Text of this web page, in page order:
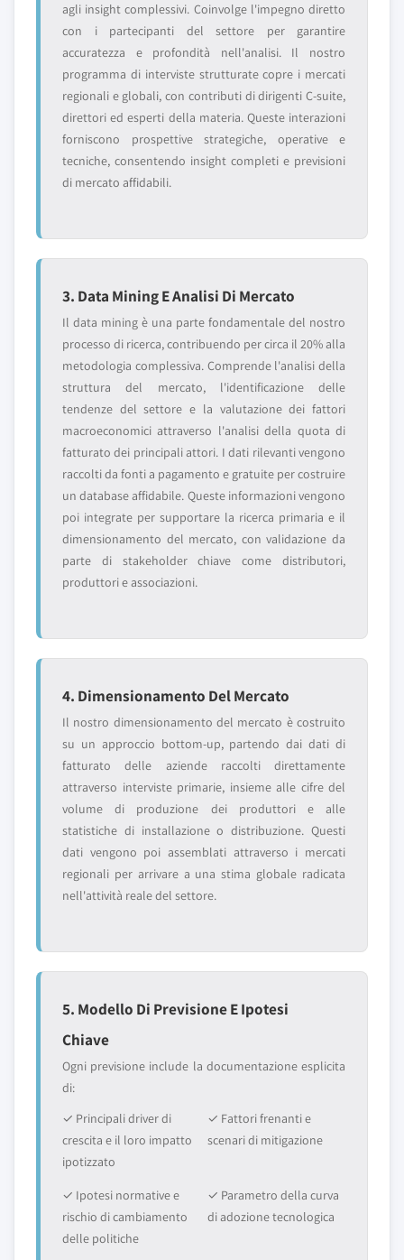
agli insight complessivi. Coinvolge l'impegno diretto
con i partecipanti del settore per garantire
accuratezza e profondità nell'analisi. Il nostro
programma di interviste strutturate copre i mercati
regionali e globali, con contributi di dirigenti C-suite,
direttori ed esperti della materia. Queste interazioni
forniscono prospettive strategiche, operative e
tecniche, consentendo insight completi e previsioni
di mercato affidabili.
3. Data Mining E Analisi Di Mercato
Il data mining è una parte fondamentale del nostro
processo di ricerca, contribuendo per circa il 20% alla
metodologia complessiva. Comprende l'analisi della
struttura del mercato, l'identificazione delle
tendenze del settore e la valutazione dei fattori
macroeconomici attraverso l'analisi della quota di
fatturato dei principali attori. I dati rilevanti vengono
raccolti da fonti a pagamento e gratuite per costruire
un database affidabile. Queste informazioni vengono
poi integrate per supportare la ricerca primaria e il
dimensionamento del mercato, con validazione da
parte di stakeholder chiave come distributori,
produttori e associazioni.
4. Dimensionamento Del Mercato
Il nostro dimensionamento del mercato è costruito
su un approccio bottom-up, partendo dai dati di
fatturato delle aziende raccolti direttamente
attraverso interviste primarie, insieme alle cifre del
volume di produzione dei produttori e alle
statistiche di installazione o distribuzione. Questi
dati vengono poi assemblati attraverso i mercati
regionali per arrivare a una stima globale radicata
nell'attività reale del settore.
5. Modello Di Previsione E Ipotesi
Chiave
Ogni previsione include la documentazione esplicita
di:
✓ Principali driver di
crescita e il loro impatto
ipotizzato
✓ Fattori frenanti e
scenari di mitigazione
✓ Ipotesi normative e
rischio di cambiamento
delle politiche
✓ Parametro della curva
di adozione tecnologica